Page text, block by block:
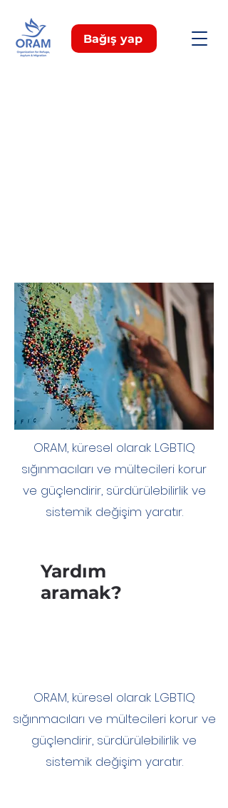
Bağış yap
ORAM, küresel olarak LGBTIQ
sığınmacıları ve mültecileri korur
ve güçlendirir, sürdürülebilirlik ve
sistemik değişim yaratır.
Yardım
aramak?
ORAM, küresel olarak LGBTIQ
sığınmacıları ve mültecileri korur ve
güçlendirir, sürdürülebilirlik ve
sistemik değişim yaratır.